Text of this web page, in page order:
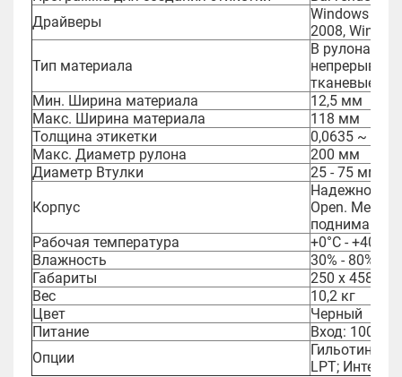
Драйверы
Windows 10,
2008,
Тип материала
В рулонах,
тканевые
Мин. Ширина материала
12,5 мм
Макс. Ширина материала
118 мм
Толщина этикетки
0,0635 ~
Макс. Диаметр рулона
200 мм
Диаметр Втулки
25 - 75 мм
Корпус
Надежно и
Open.
Рабочая температура
+0°C - +40°C
Влажность
30% - 80%
Габариты
250 x 458 x
Вес
10,2 кг
Цвет
Черный
Питание
Вход: 100-
Опции
LPT;